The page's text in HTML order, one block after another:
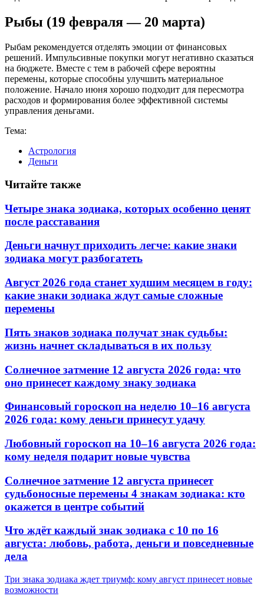
Рыбы (19 февраля — 20 марта)
Рыбам рекомендуется отделять эмоции от финансовых
решений. Импульсивные покупки могут негативно сказаться
на бюджете. Вместе с тем в рабочей сфере вероятны
перемены, которые способны улучшить материальное
положение. Начало июня хорошо подходит для пересмотра
расходов и формирования более эффективной системы
управления деньгами.
Тема:
Астрология
Деньги
Читайте также
Четыре знака зодиака, которых особенно ценят
после расставания
Деньги начнут приходить легче: какие знаки
зодиака могут разбогатеть
Август 2026 года станет худшим месяцем в году:
какие знаки зодиака ждут самые сложные
перемены
Пять знаков зодиака получат знак судьбы:
жизнь начнет складываться в их пользу
Солнечное затмение 12 августа 2026 года: что
оно принесет каждому знаку зодиака
Финансовый гороскоп на неделю 10–16 августа
2026 года: кому деньги принесут удачу
Любовный гороскоп на 10–16 августа 2026 года:
кому неделя подарит новые чувства
Солнечное затмение 12 августа принесет
судьбоносные перемены 4 знакам зодиака: кто
окажется в центре событий
Что ждёт каждый знак зодиака с 10 по 16
августа: любовь, работа, деньги и повседневные
дела
Три знака зодиака ждет триумф: кому август принесет новые
возможности